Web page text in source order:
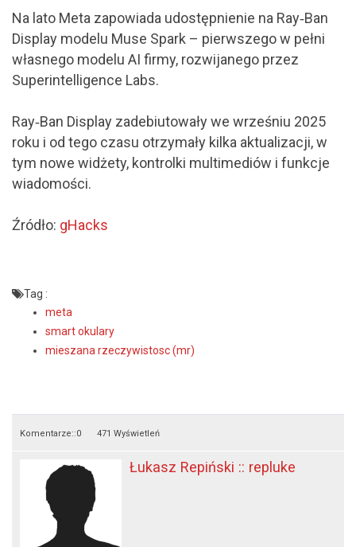
Na lato Meta zapowiada udostępnienie na Ray‑Ban
Display modelu Muse Spark – pierwszego w pełni
własnego modelu AI firmy, rozwijanego przez
Superintelligence Labs.
Ray‑Ban Display zadebiutowały we wrześniu 2025
roku i od tego czasu otrzymały kilka aktualizacji, w
tym nowe widżety, kontrolki multimediów i funkcje
wiadomości.
Źródło: gHacks
Tag :
meta
smart okulary
mieszana rzeczywistosc (mr)
Komentarze::0 471 Wyświetleń
Łukasz Repiński :: repluke